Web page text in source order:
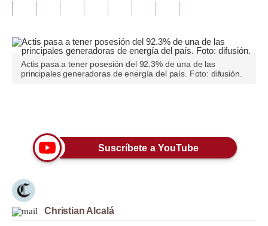
Blogs
Tendencias
Moda
Estilos
Mundo
EEUU
Actis pasa a tener posesión del 92.3% de una de las
principales generadoras de energía del país. Foto: difusión.
Suscríbete a YouTube
Christian Alcalá